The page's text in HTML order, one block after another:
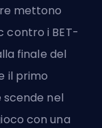
mettono
contro i BET-
finale del
il primo
scende nel
con una